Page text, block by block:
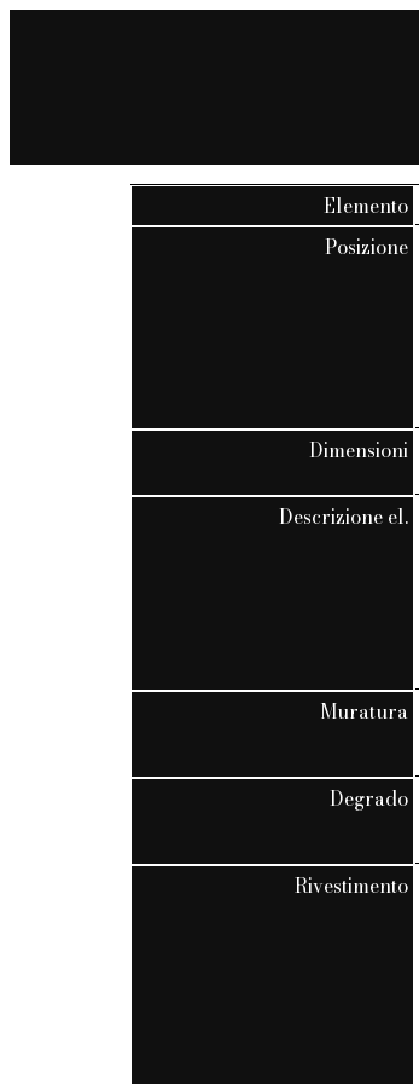
Elemento
Posizione
Dimensioni
Descrizione el.
Muratura
Degrado
Rivestimento